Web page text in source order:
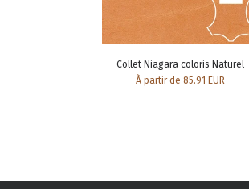
Collet Niagara coloris Naturel
À partir de 85.91 EUR